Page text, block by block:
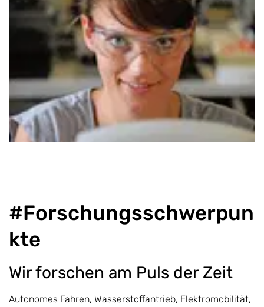
#Forschungsschwerpun
kte
Wir forschen am Puls der Zeit
Autonomes Fahren, Wasserstoffantrieb, Elektromobilität,